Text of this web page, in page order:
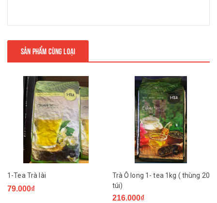
SẢN PHẨM CÙNG LOẠI
1-Tea Trà lài
79.000₫
Trà Ô long 1- tea 1kg ( thùng 20
túi)
216.000₫